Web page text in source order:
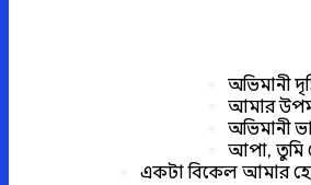
অভিমানী
আমার
অভিমানী
আপা, তুমি
একটা বিকেল আমার